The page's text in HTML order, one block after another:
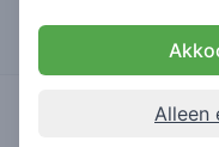
Alleen